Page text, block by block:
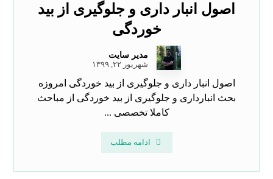
اصول انبار داری و جلوگیری از بید
خوردگی
مدیر سایت
شهریور ۲۲, ۱۳۹۹
اصول انبار داری و جلوگیری از بید خوردگی امروزه
بحث انبارداری و جلوگیری از بید خوردگی از مباحث
کاملا تخصصی ...
ادامه مطلب